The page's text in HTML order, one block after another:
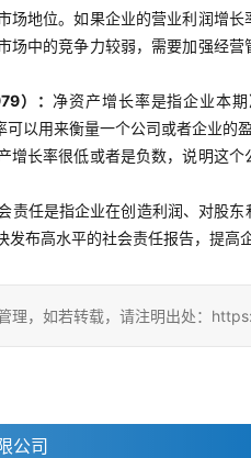
场地位。如果企业的营业利润增
场中的竞争力较弱，需要加强经
）： 净资产增长率是指企业本
以用来衡量一个公司或者企业的
增长率很低或者是负数，说明这
责任是指企业在创造利润、对股
发布高水平的社会责任报告，提高
理，如若转载，请注明出处：
公司